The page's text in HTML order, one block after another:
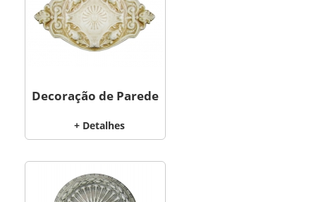
Decoração de Parede
+ Detalhes